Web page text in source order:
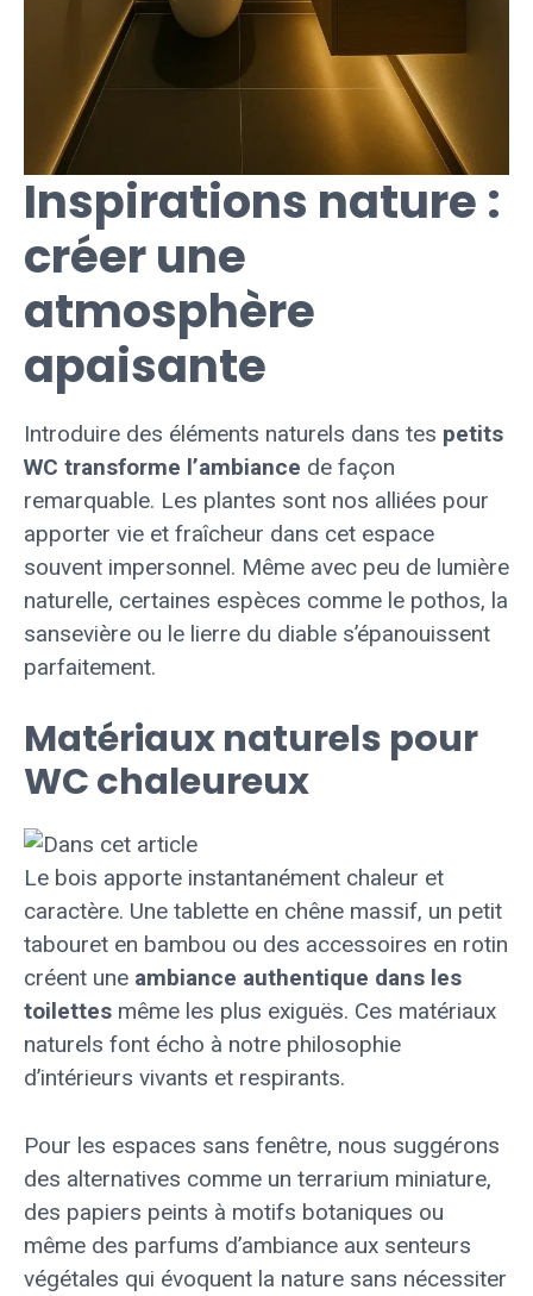
Inspirations nature :
créer une
atmosphère
apaisante
Introduire des éléments naturels dans tes petits
WC transforme l’ambiance de façon
remarquable. Les plantes sont nos alliées pour
apporter vie et fraîcheur dans cet espace
souvent impersonnel. Même avec peu de lumière
naturelle, certaines espèces comme le pothos, la
sansevière ou le lierre du diable s’épanouissent
parfaitement.
Matériaux naturels pour
WC chaleureux
Le bois apporte instantanément chaleur et
caractère. Une tablette en chêne massif, un petit
tabouret en bambou ou des accessoires en rotin
créent une ambiance authentique dans les
toilettes même les plus exiguës. Ces matériaux
naturels font écho à notre philosophie
d’intérieurs vivants et respirants.
Pour les espaces sans fenêtre, nous suggérons
des alternatives comme un terrarium miniature,
des papiers peints à motifs botaniques ou
même des parfums d’ambiance aux senteurs
végétales qui évoquent la nature sans nécessiter